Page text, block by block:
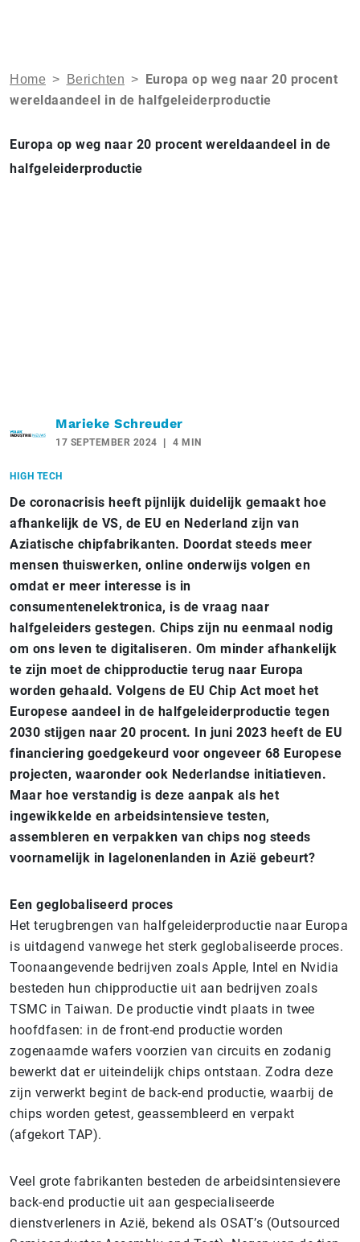
Home > Berichten > Europa op weg naar 20 procent
wereldaandeel in de halfgeleiderproductie
Europa op weg naar 20 procent wereldaandeel in de
halfgeleiderproductie
Marieke Schreuder
17 SEPTEMBER 2024 4 MIN
HIGH TECH
De coronacrisis heeft pijnlijk duidelijk gemaakt hoe
afhankelijk de VS, de EU en Nederland zijn van
Aziatische chipfabrikanten. Doordat steeds meer
mensen thuiswerken, online onderwijs volgen en
omdat er meer interesse is in
consumentenelektronica, is de vraag naar
halfgeleiders gestegen. Chips zijn nu eenmaal nodig
om ons leven te digitaliseren. Om minder afhankelijk
te zijn moet de chipproductie terug naar Europa
worden gehaald. Volgens de EU Chip Act moet het
Europese aandeel in de halfgeleiderproductie tegen
2030 stijgen naar 20 procent. In juni 2023 heeft de EU
financiering goedgekeurd voor ongeveer 68 Europese
projecten, waaronder ook Nederlandse initiatieven.
Maar hoe verstandig is deze aanpak als het
ingewikkelde en arbeidsintensieve testen,
assembleren en verpakken van chips nog steeds
voornamelijk in lagelonenlanden in Azië gebeurt?
Een geglobaliseerd proces
Het terugbrengen van halfgeleiderproductie naar Europa
is uitdagend vanwege het sterk geglobaliseerde proces.
Toonaangevende bedrijven zoals Apple, Intel en Nvidia
besteden hun chipproductie uit aan bedrijven zoals
TSMC in Taiwan. De productie vindt plaats in twee
hoofdfasen: in de front-end productie worden
zogenaamde wafers voorzien van circuits en zodanig
bewerkt dat er uiteindelijk chips ontstaan. Zodra deze
zijn verwerkt begint de back-end productie, waarbij de
chips worden getest, geassembleerd en verpakt
(afgekort TAP).
Veel grote fabrikanten besteden de arbeidsintensievere
back-end productie uit aan gespecialiseerde
dienstverleners in Azië, bekend als OSAT’s (Outsourced